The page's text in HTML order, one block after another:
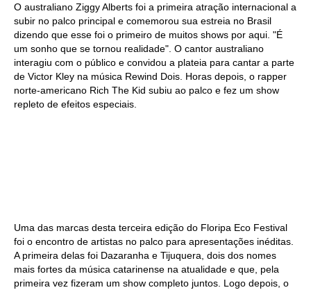
O australiano Ziggy Alberts foi a primeira atração internacional a
subir no palco principal e comemorou sua estreia no Brasil
dizendo que esse foi o primeiro de muitos shows por aqui. "É
um sonho que se tornou realidade". O cantor australiano
interagiu com o público e convidou a plateia para cantar a parte
de Victor Kley na música Rewind Dois. Horas depois, o rapper
norte-americano Rich The Kid subiu ao palco e fez um show
repleto de efeitos especiais.
Uma das marcas desta terceira edição do Floripa Eco Festival
foi o encontro de artistas no palco para apresentações inéditas.
A primeira delas foi Dazaranha e Tijuquera, dois dos nomes
mais fortes da música catarinense na atualidade e que, pela
primeira vez fizeram um show completo juntos. Logo depois, o